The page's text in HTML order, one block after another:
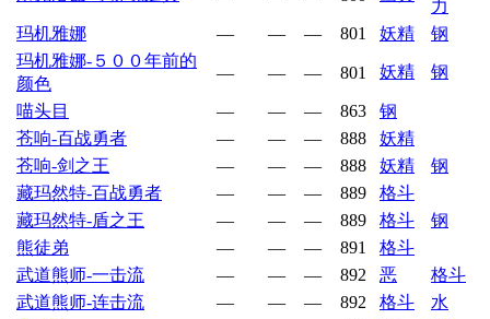
力
玛机雅娜
— — — 801 妖精
钢
玛机雅娜-５００年前的
颜色
— — — 801 妖精 钢
喵头目 — — — 863
钢
苍响-百战勇者
— — — 888
妖精
苍响-剑之王
— — — 888 妖精
钢
藏玛然特-百战勇者
— — — 889
格斗
藏玛然特-盾之王
— — — 889 格斗
钢
熊徒弟
— — — 891
格斗
武道熊师-一击流
— — — 892 恶
格斗
武道熊师-连击流
— — — 892 格斗
水